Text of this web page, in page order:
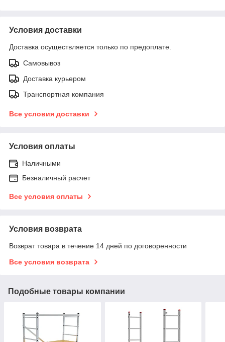
Условия доставки
Доставка осуществляется только по предоплате.
Самовывоз
Доставка курьером
Транспортная компания
Все условия доставки
Условия оплаты
Наличными
Безналичный расчет
Все условия оплаты
Условия возврата
Возврат товара в течение 14 дней по договоренности
Все условия возврата
Подобные товары компании